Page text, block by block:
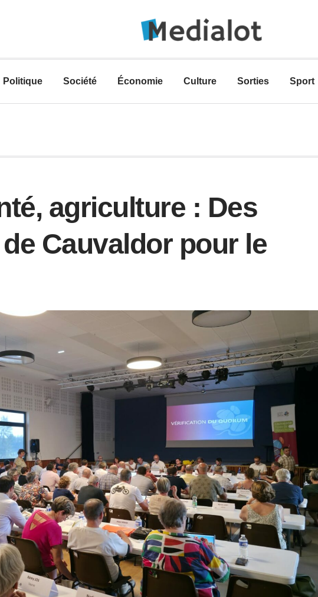
Politique Société Économie Culture Sorties Sport
agriculture : Des
Cauvaldor pour le